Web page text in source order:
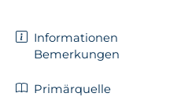
Informationen
Bemerkungen
Primärquelle